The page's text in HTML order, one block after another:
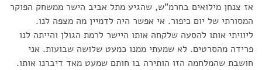
אז צנחן מילואים בחרמ"ש, שהגיע מתל אביב הישר ממשחק הפוקר
המסורתי של יום כיפור. אי אפשר היה לדמיין מה מצפה לנו.
ליוויתי אותו להסעה שלקחה אותו היישר לרמת הגולן והייתה לנו
פרידה מהסרטים. לא שמעתי ממנו כמעט שלושה שבועות. אני
חושבת שהמלחמה הזו הותירה בו חותם שמעט מאד דיברנו אותו.